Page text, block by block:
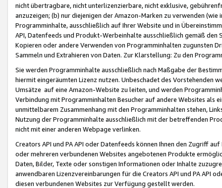
nicht übertragbare, nicht unterlizenzierbare, nicht exklusive,
anzuzeigen; (b) nur diejenigen der Amazon-Marken zu verwenden
Programminhalte, ausschließlich auf Ihrer Website und in
API, Datenfeeds und Produkt-Werbeinhalte ausschließlich gemäß
Kopieren oder andere Verwenden von Programminhalten zugunsten
Sammeln und Extrahieren von Daten. Zur Klarstellung: Zu den
Sie werden Programminhalte ausschließlich nach Maßgabe der
hiermit eingeräumten Lizenz nutzen. Unbeschadet des Vorstehenden
Umsätze auf eine Amazon-Website zu leiten, und werden
Verbindung mit Programminhalten Besucher auf andere Websites als
unmittelbarem Zusammenhang mit den Programminhalten stehen,
Nutzung der Programminhalte ausschließlich mit der betreffenden
nicht mit einer anderen Webpage verlinken.
Creators API und PA API oder Datenfeeds können Ihnen den Zugriff
oder mehreren verbundenen Websites angebotenen Produkte
Daten, Bilder, Texte oder sonstigen Informationen oder Inhalte
anwendbaren Lizenzvereinbarungen für die Creators API und PA API
diesen verbundenen Websites zur Verfügung gestellt werden.